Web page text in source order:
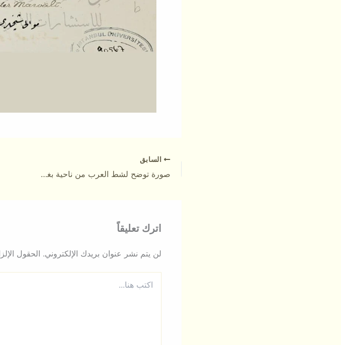
السابق
صورة توضح لشط العرب من ناحية بغداد لعام 1888
اترك تعليقاً
لن يتم نشر عنوان بريدك الإلكتروني. الحقول
هنا...